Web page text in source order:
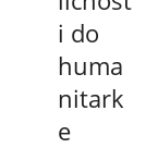
i do
huma
nitark
e